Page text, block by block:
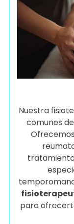
Nuestra
comunes
para